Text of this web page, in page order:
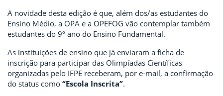
A novidade desta edição é que, além dos/as estudantes do
Ensino Médio, a OPA e a OPEFOG vão contemplar também
estudantes do 9º ano do Ensino Fundamental.
As instituições de ensino que já enviaram a ficha de
inscrição para participar das Olimpíadas Científicas
organizadas pelo IFPE receberam, por e-mail, a confirmação
do status como “Escola Inscrita”.